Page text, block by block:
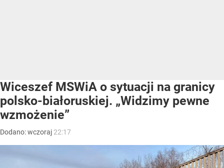
Wiceszef MSWiA o sytuacji na granicy
polsko-białoruskiej. „Widzimy pewne
wzmożenie”
Dodano:wczoraj 22:17